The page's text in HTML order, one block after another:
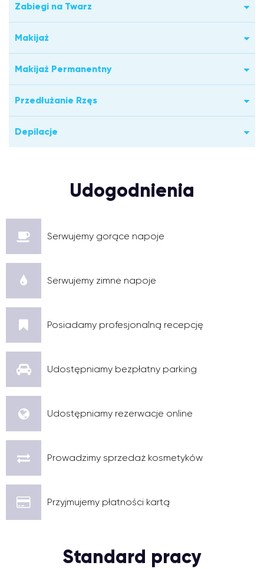
Zabiegi na Twarz
Makijaż
Makijaż Permanentny
Przedłużanie Rzęs
Depilacje
Udogodnienia
Serwujemy gorące napoje
Serwujemy zimne napoje
Posiadamy profesjonalną recepcję
Udostępniamy bezpłatny parking
Udostępniamy rezerwacje online
Prowadzimy sprzedaż kosmetyków
Przyjmujemy płatności kartą
Standard pracy